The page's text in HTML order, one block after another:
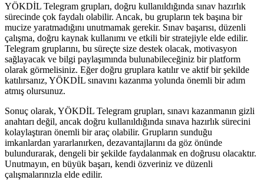
YÖKDİL Telegram grupları, doğru kullanıldığında sınav hazırlık
sürecinde çok faydalı olabilir. Ancak, bu grupların tek başına bir
mucize yaratmadığını unutmamak gerekir. Sınav başarısı, düzenli
çalışma, doğru kaynak kullanımı ve etkili bir stratejiyle elde edilir.
Telegram gruplarını, bu süreçte size destek olacak, motivasyon
sağlayacak ve bilgi paylaşımında bulunabileceğiniz bir platform
olarak görmelisiniz. Eğer doğru gruplara katılır ve aktif bir şekilde
katılırsanız, YÖKDİL sınavını kazanma yolunda önemli bir adım
atmış olursunuz.
Sonuç olarak, YÖKDİL Telegram grupları, sınavı kazanmanın gizli
anahtarı değil, ancak doğru kullanıldığında sınava hazırlık sürecini
kolaylaştıran önemli bir araç olabilir. Grupların sunduğu
imkanlardan yararlanırken, dezavantajlarını da göz önünde
bulundurarak, dengeli bir şekilde faydalanmak en doğrusu olacaktır.
Unutmayın, en büyük başarı, kendi özveriniz ve düzenli
çalışmalarınızla elde edilir.